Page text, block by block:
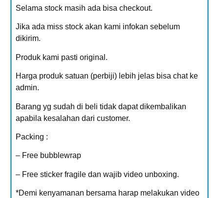
Selama stock masih ada bisa checkout.
Jika ada miss stock akan kami infokan sebelum
dikirim.
Produk kami pasti original.
Harga produk satuan (perbiji) lebih jelas bisa chat ke
admin.
Barang yg sudah di beli tidak dapat dikembalikan
apabila kesalahan dari customer.
Packing :
– Free bubblewrap
– Free sticker fragile dan wajib video unboxing.
*Demi kenyamanan bersama harap melakukan video